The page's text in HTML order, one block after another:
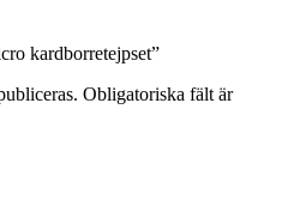
kardborretejpset”
Obligatoriska fält är